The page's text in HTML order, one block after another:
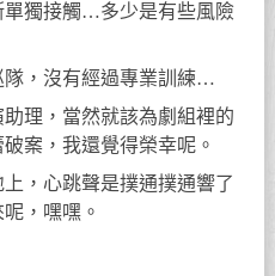
單獨接觸…多少是有些風險
隊，沒有經過專業訓練…
理，當然就該為劇組裡的
案，我還覺得榮幸呢。
，心跳聲是撲通撲通響了
，嘿嘿。